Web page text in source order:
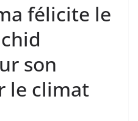
félicite le
son
le climat